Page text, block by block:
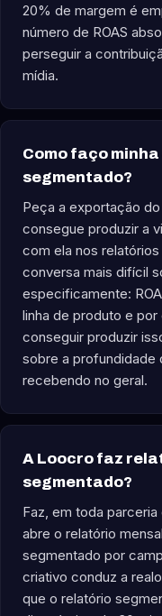
20% de margem é
número de ROAS
perseguir a
mídia.
Como faço
segmentado?
Peça a exportação
consegue produzir a
com ela nos
conversa mais difícil
especificamente:
linha de produto e por
conseguir produzir
sobre a profundidade
recebendo no geral.
A Loocro faz
segmentado?
Faz, em toda
abre o relatório
segmentado por
criativo conduz a
que o relatório